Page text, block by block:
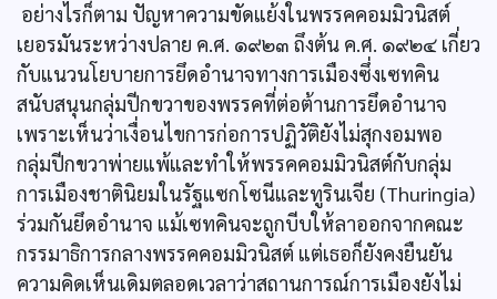
อย่างไรก็ตาม ปัญหาความขัดแย้งในพรรคคอมมิวนิสต์
เยอรมันระหว่างปลาย ค.ศ. ๑๙๒๓ ถึงต้น ค.ศ. ๑๙๒๔ เกี่ยว
กับแนวนโยบายการยึดอำนาจทางการเมืองซึ่งเซทคิน
สนับสนุนกลุ่มปีกขวาของพรรคที่ต่อต้านการยึดอำนาจ
เพราะเห็นว่าเงื่อนไขการก่อการปฏิวัติยังไม่สุกงอมพอ
กลุ่มปีกขวาพ่ายแพ้และทำให้พรรคคอมมิวนิสต์กับกลุ่ม
การเมืองชาตินิยมในรัฐแซกโซนีและทูรินเจีย (Thuringia)
ร่วมกันยึดอำนาจ แม้เซทคินจะถูกบีบให้ลาออกจากคณะ
กรรมาธิการกลางพรรคคอมมิวนิสต์ แต่เธอก็ยังคงยืนยัน
ความคิดเห็นเดิมตลอดเวลาว่าสถานการณ์การเมืองยังไม่